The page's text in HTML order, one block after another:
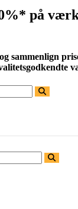
på
sammenlign